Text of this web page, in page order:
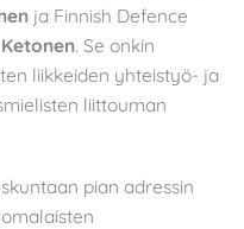
ja Finnish Defence
. Se onkin
liikkeiden yhteistyö- ja
liittouman
pian adressin